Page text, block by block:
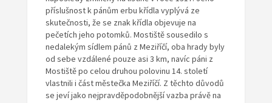
příslušnost k pánům erbu křídla vyplývá ze
skutečnosti, že se znak křídla objevuje na
pečetích jeho potomků. Mostiště sousedilo s
nedalekým sídlem pánů z Meziříčí, oba hrady byly
od sebe vzdálené pouze asi 3 km, navíc páni z
Mostiště po celou druhou polovinu 14. století
vlastnili i část městečka Meziříčí. Z těchto důvodů
se jeví jako nejpravděpodobnější vazba právě na